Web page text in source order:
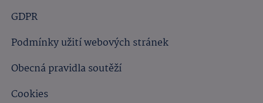
GDPR
Podmínky užití webových stránek
Obecná pravidla soutěží
Cookies